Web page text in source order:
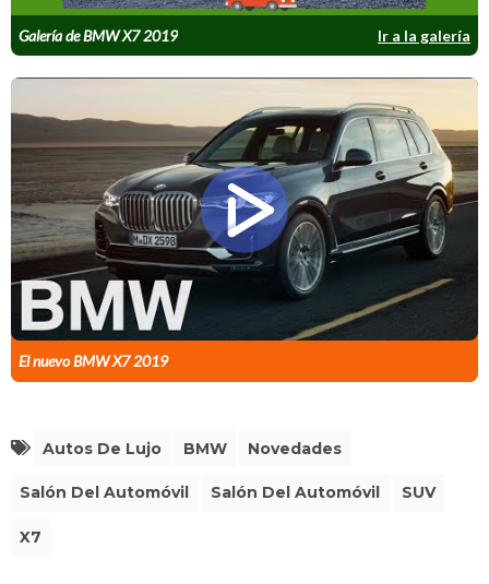
Galería de BMW X7 2019 Ir a la galería
El nuevo BMW X7 2019
Autos De Lujo BMW Novedades
Salón Del Automóvil Salón Del Automóvil SUV
X7